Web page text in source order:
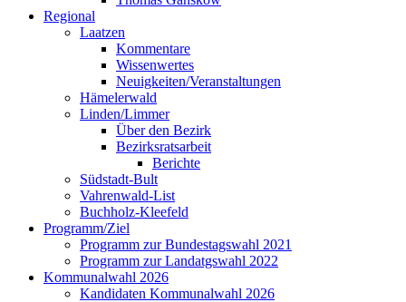
Regional
Laatzen
Kommentare
Wissenwertes
Neuigkeiten/Veranstaltungen
Hämelerwald
Linden/Limmer
Über den Bezirk
Bezirksratsarbeit
Berichte
Südstadt-Bult
Vahrenwald-List
Buchholz-Kleefeld
Programm/Ziel
Programm zur Bundestagswahl 2021
Programm zur Landatgswahl 2022
Kommunalwahl 2026
Kandidaten Kommunalwahl 2026